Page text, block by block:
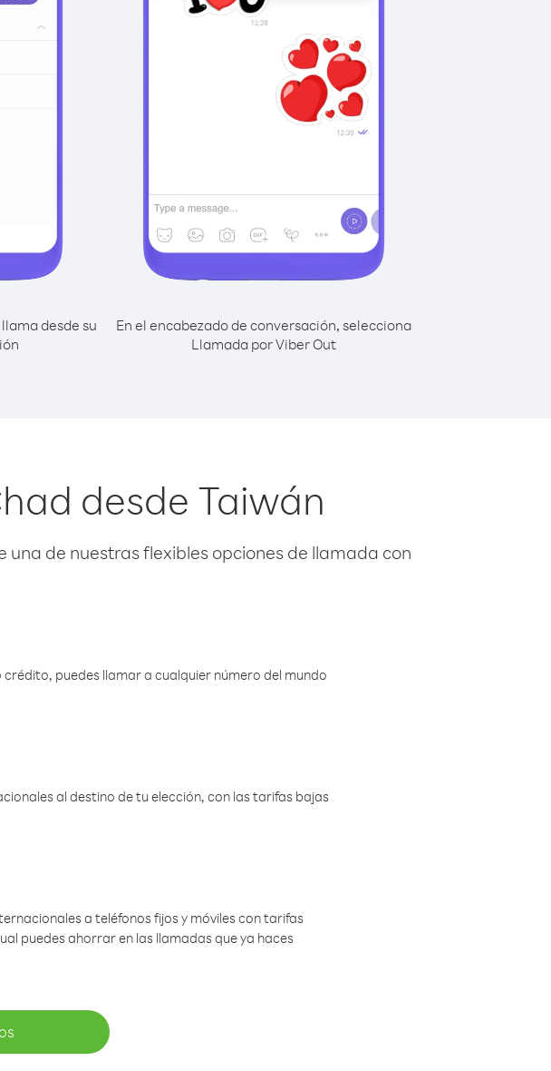
desde su
En el encabezado de conversación, selecciona
Llamada por Viber Out
desde Taiwán
de nuestras flexibles opciones de llamada con
puedes llamar a cualquier número del mundo
al destino de tu elección, con las tarifas bajas
a teléfonos fijos y móviles con tarifas
puedes ahorrar en las llamadas que ya haces